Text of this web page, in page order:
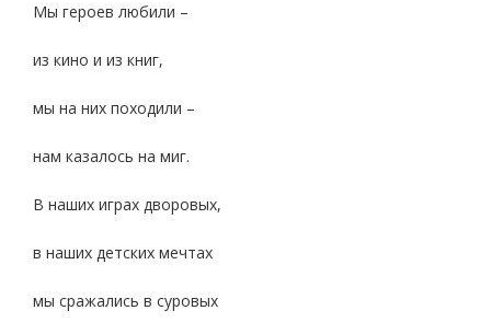
Мы героев любили –
из кино и из книг,
мы на них походили –
нам казалось на миг.
В наших играх дворовых,
в наших детских мечтах
мы сражались в суровых